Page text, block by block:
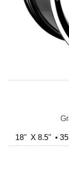
18" X 8.5" •